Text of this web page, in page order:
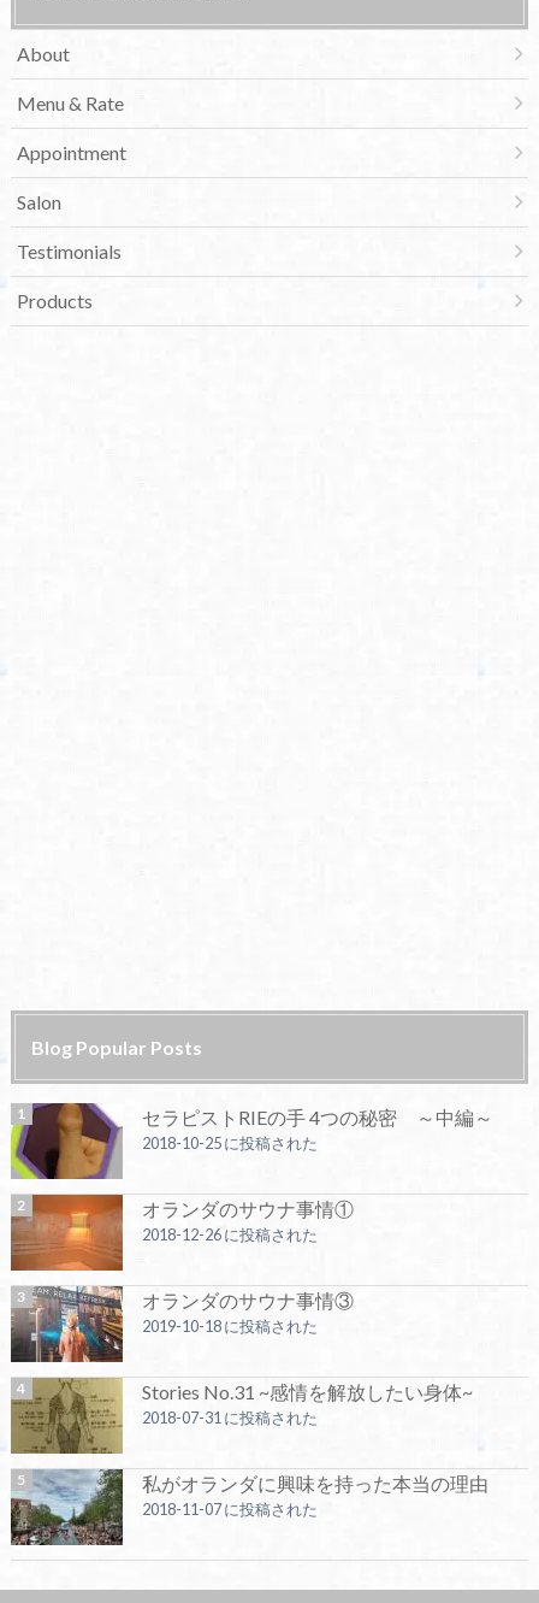
About
Menu & Rate
Appointment
Salon
Testimonials
Products
Blog Popular Posts
セラピストRIEの手 4つの秘密 ～中編～
2018-10-25 に投稿された
オランダのサウナ事情①
2018-12-26 に投稿された
オランダのサウナ事情③
2019-10-18 に投稿された
Stories No.31 ~感情を解放したい身体~
2018-07-31 に投稿された
私がオランダに興味を持った本当の理由
2018-11-07 に投稿された